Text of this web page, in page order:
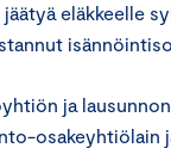
eläkkeelle
ja
osakeyhtiölain